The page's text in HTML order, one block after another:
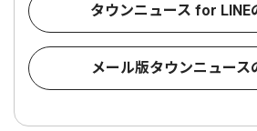
タウンニュース for LINE
メール版タウンニュース